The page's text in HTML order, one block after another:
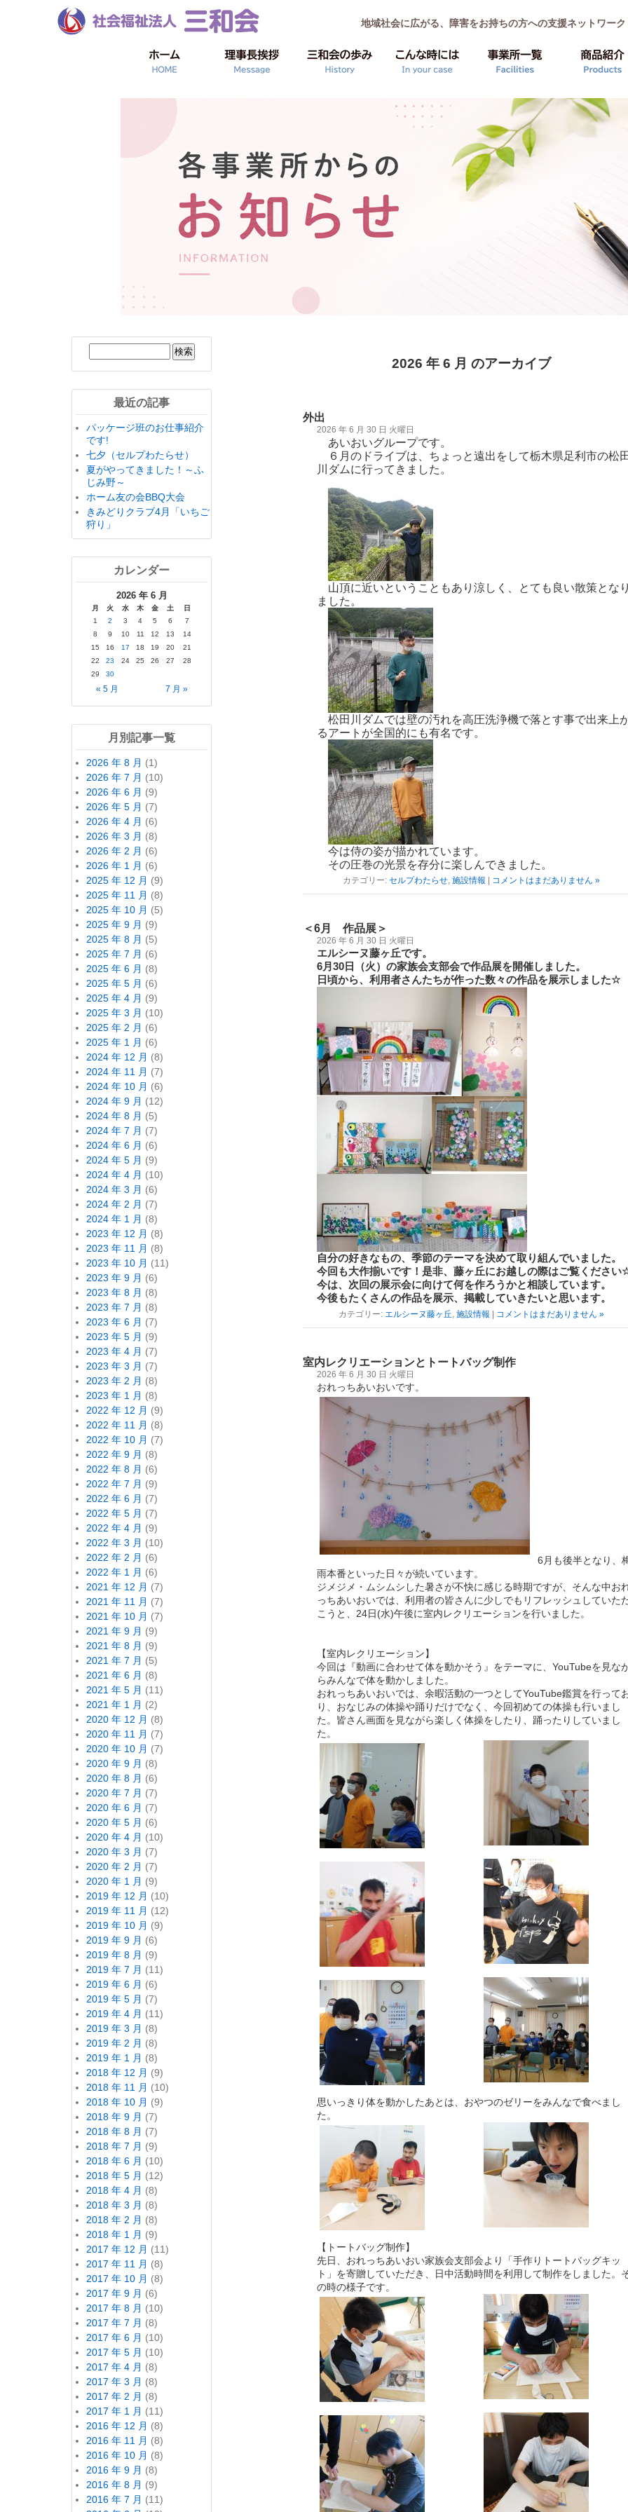
地域社会に広がる、障害をお持ちの方への支援ネットワーク
最近の記事
パッケージ班のお仕事紹介
です!
七夕（セルプわたらせ）
夏がやってきました！～ふ
じみ野～
ホーム友の会BBQ大会
きみどりクラブ4月「いちご
狩り」
カレンダー
2026 年 6 月
月 火 水 木 金 土 日
« 5 月 7 月 »
1 2 3 4 5 6
7
8
9 10 11 12 13
14
15
16 17 18 19 20
21
22
23 24 25 26 27
28
29
30
月別記事一覧
2026 年 8 月 (1)
2026 年 7 月 (10)
2026 年 6 月 (9)
2026 年 5 月 (7)
2026 年 4 月 (6)
2026 年 3 月 (8)
2026 年 2 月 (6)
2026 年 1 月 (6)
2025 年 12 月 (9)
2025 年 11 月 (8)
2025 年 10 月 (5)
2025 年 9 月 (9)
2025 年 8 月 (5)
2025 年 7 月 (6)
2025 年 6 月 (8)
2025 年 5 月 (6)
2025 年 4 月 (9)
2025 年 3 月 (10)
2025 年 2 月 (6)
2025 年 1 月 (6)
2024 年 12 月 (8)
2024 年 11 月 (7)
2024 年 10 月 (6)
2024 年 9 月 (12)
2024 年 8 月 (5)
2024 年 7 月 (7)
2024 年 6 月 (6)
2024 年 5 月 (9)
2024 年 4 月 (10)
2024 年 3 月 (6)
2024 年 2 月 (7)
2024 年 1 月 (8)
2023 年 12 月 (8)
2023 年 11 月 (8)
2023 年 10 月 (11)
2023 年 9 月 (6)
2023 年 8 月 (8)
2023 年 7 月 (8)
2023 年 6 月 (7)
2023 年 5 月 (9)
2023 年 4 月 (7)
2023 年 3 月 (7)
2023 年 2 月 (8)
2023 年 1 月 (8)
2022 年 12 月 (9)
2022 年 11 月 (8)
2022 年 10 月 (7)
2022 年 9 月 (8)
2022 年 8 月 (6)
2022 年 7 月 (9)
2022 年 6 月 (7)
2022 年 5 月 (7)
2022 年 4 月 (9)
2022 年 3 月 (10)
2022 年 2 月 (6)
2022 年 1 月 (6)
2021 年 12 月 (7)
2021 年 11 月 (7)
2021 年 10 月 (7)
2021 年 9 月 (9)
2021 年 8 月 (9)
2021 年 7 月 (5)
2021 年 6 月 (8)
2021 年 5 月 (11)
2021 年 1 月 (2)
2020 年 12 月 (8)
2020 年 11 月 (7)
2020 年 10 月 (7)
2020 年 9 月 (8)
2020 年 8 月 (6)
2020 年 7 月 (7)
2020 年 6 月 (7)
2020 年 5 月 (6)
2020 年 4 月 (10)
2020 年 3 月 (7)
2020 年 2 月 (7)
2020 年 1 月 (9)
2019 年 12 月 (10)
2019 年 11 月 (12)
2019 年 10 月 (9)
2019 年 9 月 (6)
2019 年 8 月 (9)
2019 年 7 月 (11)
2019 年 6 月 (6)
2019 年 5 月 (7)
2019 年 4 月 (11)
2019 年 3 月 (8)
2019 年 2 月 (8)
2019 年 1 月 (8)
2018 年 12 月 (9)
2018 年 11 月 (10)
2018 年 10 月 (9)
2018 年 9 月 (7)
2018 年 8 月 (7)
2018 年 7 月 (9)
2018 年 6 月 (10)
2018 年 5 月 (12)
2018 年 4 月 (8)
2018 年 3 月 (8)
2018 年 2 月 (8)
2018 年 1 月 (9)
2017 年 12 月 (11)
2017 年 11 月 (8)
2017 年 10 月 (8)
2017 年 9 月 (6)
2017 年 8 月 (10)
2017 年 7 月 (8)
2017 年 6 月 (10)
2017 年 5 月 (10)
2017 年 4 月 (8)
2017 年 3 月 (8)
2017 年 2 月 (8)
2017 年 1 月 (11)
2016 年 12 月 (8)
2016 年 11 月 (8)
2016 年 10 月 (8)
2016 年 9 月 (8)
2016 年 8 月 (9)
2016 年 7 月 (11)
2026 年 6 月 のアーカイブ
外出
2026 年 6 月 30 日 火曜日
あいおいグループです。
６月のドライブは、ちょっと遠出をして栃木県足利市の松
川ダムに行ってきました。
山頂に近いということもあり涼しく、とても良い散策とな
ました。
松田川ダムでは壁の汚れを高圧洗浄機で落とす事で出来上
るアートが全国的にも有名です。
今は侍の姿が描かれています。
その圧巻の光景を存分に楽しんできました。
カテゴリー: セルプわたらせ, 施設情報 コメントはまだありません »
＜6月 作品展＞
2026 年 6 月 30 日 火曜日
エルシーヌ藤ヶ丘です。
6月 30 日（火）の家族会支部会で作品展を開催しました。
日頃から、利用者さんたちが作った数々の作品を展示しました☆
自分の好きなもの、季節のテーマを決めて取り組んでいました。
今回も大作揃いです！是非、藤ヶ丘にお越しの際はご覧ください
今は、次回の展示会に向けて何を作ろうかと相談しています。
今後もたくさんの作品を展示、掲載していきたいと思います。
カテゴリー: エルシーヌ藤ヶ丘, 施設情報 コメントはまだありません »
室内レクリエーションとトートバッグ制作
2026 年 6 月 30 日 火曜日
おれっちあいおいです。
6月も後半となり、
雨本番といった日々が続いています。
ジメジメ・ムシムシした暑さが不快に感じる時期ですが、そんな中お
っちあいおいでは、利用者の皆さんに少しでもリフレッシュしていた
こうと、24日(水)午後に室内レクリエーションを行いました。
【室内レクリエーション】
今回は『動画に合わせて体を動かそう』をテーマに、YouTubeを見な
らみんなで体を動かしました。
おれっちあいおいでは、余暇活動の一つとしてYouTube鑑賞を行って
り、おなじみの体操や踊りだけでなく、今回初めての体操も行いまし
た。皆さん画面を見ながら楽しく体操をしたり、踊ったりしていまし
た。
思いっきり体を動かしたあとは、おやつのゼリーをみんなで食べまし
た。
【トートバッグ制作】
先日、おれっちあいおい家族会支部会より「手作りトートバッグキッ
ト」を寄贈していただき、日中活動時間を利用して制作をしました。
の時の様子です。